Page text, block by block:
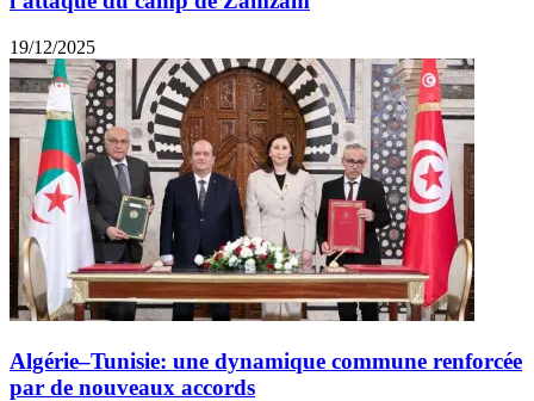
19/12/2025
Algérie–Tunisie: une dynamique commune renforcée
par de nouveaux accords